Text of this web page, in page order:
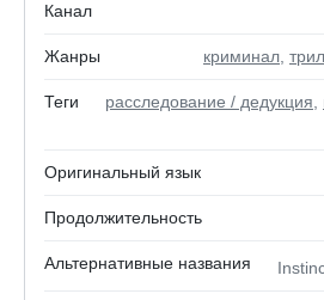
Канал
Жанры криминал
Теги расследование / дедукция
Оригинальный язык
Продолжительность
Альтернативные названия